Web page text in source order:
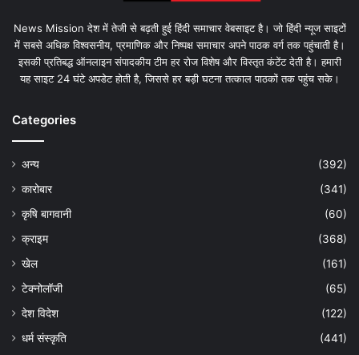
News Mission देश में तेजी से बढ़ती हुई हिंदी समाचार वेबसाइट है। जो हिंदी न्यूज साइटों
में सबसे अधिक विश्वसनीय, प्रमाणिक और निष्पक्ष समाचार अपने पाठक वर्ग तक पहुंचाती है।
इसकी प्रतिबद्ध ऑनलाइन संपादकीय टीम हर रोज विशेष और विस्तृत कंटेंट देती है। हमारी
यह साइट 24 घंटे अपडेट होती है, जिससे हर बड़ी घटना तत्काल पाठकों तक पहुंच सके।
Categories
अन्य
(392)
कारोबार
(341)
कृषि बागवानी
(60)
क्राइम
(368)
खेल
(161)
टेक्नोलॉजी
(65)
देश विदेश
(122)
धर्म संस्कृति
(441)